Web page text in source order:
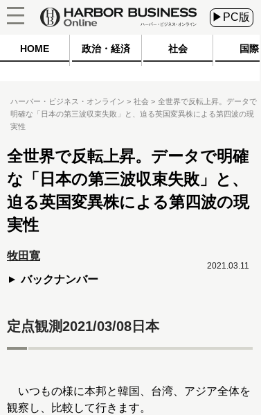
▶PC版
HOME 政治・経済 社会 国際
ハーバー・ビジネス・オンライン 社会
全世界で反転上昇。データで
明確な「日本の第三波収束失敗」と、迫る英国変異株による第四波の現
実性
全世界で反転上昇。データで明確
な「日本の第三波収束失敗」と、
迫る英国変異株による第四波の現
実性
牧田寛
バックナンバー
2021.03.11
定点観測2021/03/08日本
いつもの様に本邦と韓国、台湾、アジア全体を
観察し、比較して行きます。